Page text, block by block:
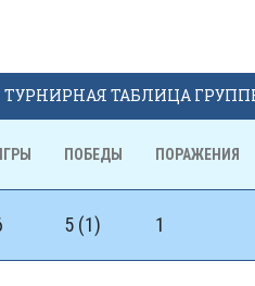
ТУРНИРНАЯ ТАБЛИЦА
ПОБЕДЫ ПОРАЖЕНИЯ
5 (1) 1